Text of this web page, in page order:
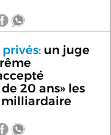
un juge
20 ans» les
milliardaire